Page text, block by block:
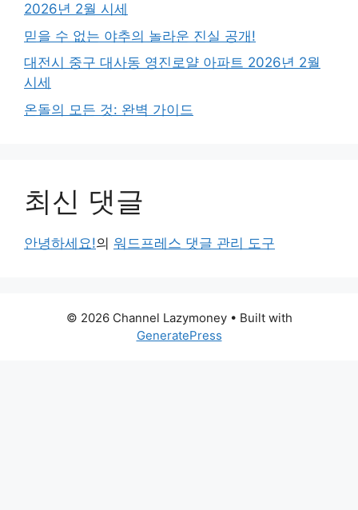
2026년 2월 시세
믿을 수 없는 야추의 놀라운 진실 공개!
대전시 중구 대사동 영진로얄 아파트 2026년 2월
시세
온돌의 모든 것: 완벽 가이드
최신 댓글
안녕하세요!의 워드프레스 댓글 관리 도구
© 2026 Channel Lazymoney• Built with
GeneratePress